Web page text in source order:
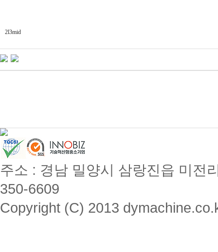
2l3mid
주소 : 경남 밀양시 삼랑진읍 미전
350-6609
Copyright (C) 2013